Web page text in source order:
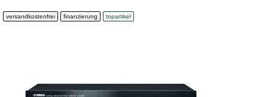
versandkostenfrei finanzierung topartikel